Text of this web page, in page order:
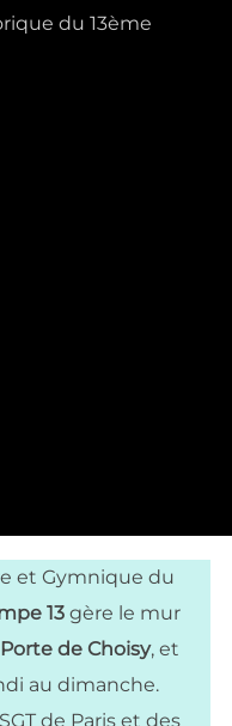
du 13ème
et Gymnique du
13gère le mur
de Choisy, et
au dimanche.
de Paris et des